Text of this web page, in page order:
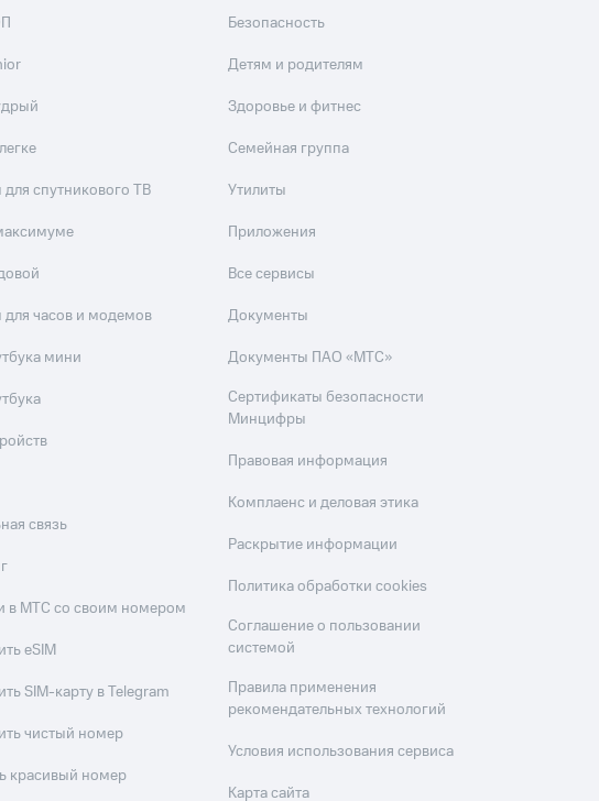
спутникового ТВ
часов и модемов
мини
связь
в МТС со своим номером
eSIM
SIM-карту в Telegram
чистый номер
красивый номер
Безопасность
Детям и родителям
Здоровье и фитнес
Семейная группа
Утилиты
Приложения
Все сервисы
Документы
Документы ПАО «МТС»
Сертификаты безопасности
Минцифры
Правовая информация
Комплаенс и деловая этика
Раскрытие информации
Политика обработки cookies
Соглашение о пользовании
системой
Правила применения
рекомендательных технологий
Условия использования сервиса
Карта сайта